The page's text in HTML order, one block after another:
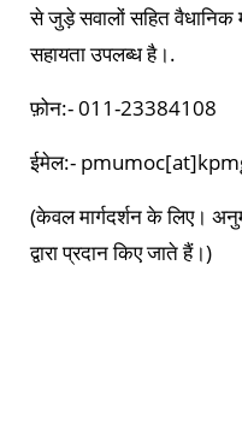
से जुड़े सवालों सहित
सहायता उपलब्ध है।.
फ़ोन:- 011-23384108
ईमेल:-
(केवल मार्गदर्शन के लिए।
द्वारा प्रदान किए जाते हैं।)